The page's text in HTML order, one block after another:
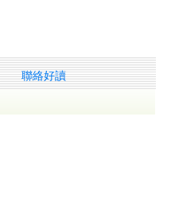
聯絡好讀